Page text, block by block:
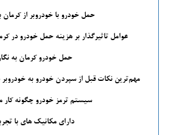
حمل خودرو با خودروبر از کرمان
عوامل تاثیرگذار بر هزینه حمل خودرو در
حمل خودرو کرمان به
مهم‌ترین نکات قبل از سپردن خودرو به خودروبر
سیستم ترمز خودرو چگونه کار
دارای مکانیک های با